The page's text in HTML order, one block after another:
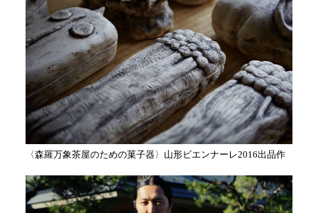
〈森羅万象茶屋のための菓子器〉山形ビエンナーレ2016出品作